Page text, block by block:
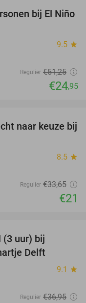
51%
bij El Niño
9.5 star
Regulier €51,25
€24,95
38%
naar keuze bij
8.5 star
Regulier €33,65
€21
(3 uur) bij
Delft
9.1 star
Regulier €36,95